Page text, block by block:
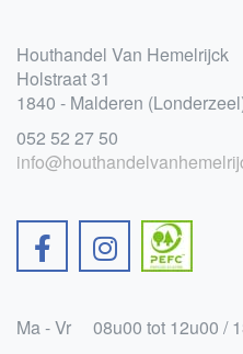
Houthandel Van Hemelrijck
Holstraat 31
1840 - Malderen
052 52 27 50
Ma - Vr
08u00 tot 12u00 /